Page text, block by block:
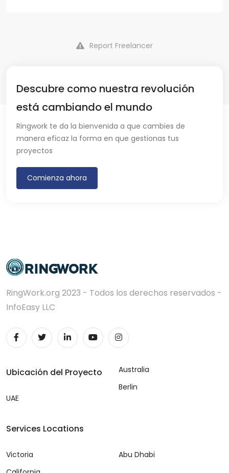
Report Freelancer
Descubre como nuestra revolución
está cambiando el mundo
Ringwork te da la bienvenida a que cambies de
manera eficaz la forma en que gestionas tus
proyectos
Comienza ahora
RingWork.org 2023 - Todos los derechos reservados -
InfoEasy LLC
Ubicación del Proyecto
UAE
Australia
Berlin
Services Locations
Victoria
Abu Dhabi